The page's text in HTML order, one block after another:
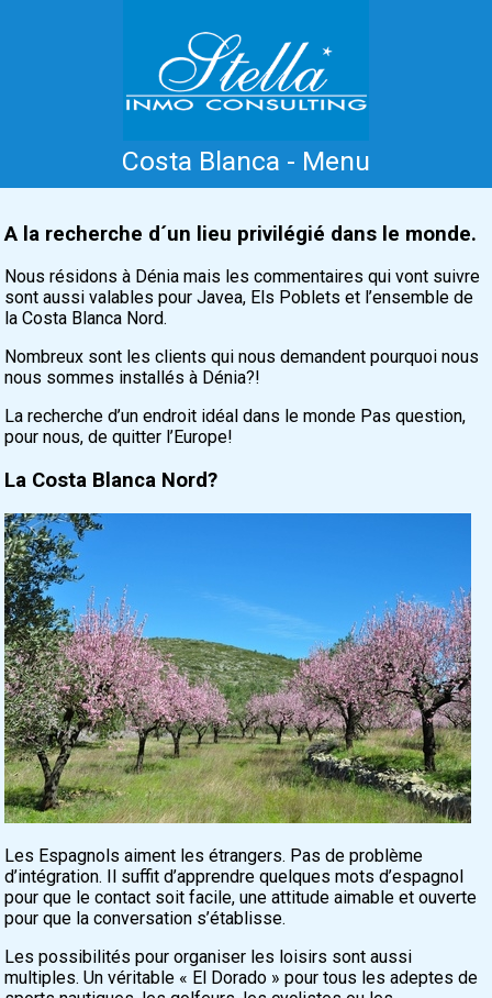
Costa Blanca - Menu
Nouvelle Construction
Références Contact
A la recherche d´un lieu privilégié dans le monde.
Nous résidons à Dénia mais les commentaires qui vont suivre
sont aussi valables pour Javea, Els Poblets et l’ensemble de
la Costa Blanca Nord.
Nombreux sont les clients qui nous demandent pourquoi nous
nous sommes installés à Dénia?!
La recherche d’un endroit idéal dans le monde Pas question,
pour nous, de quitter l’Europe!
La Costa Blanca Nord?
Les Espagnols aiment les étrangers. Pas de problème
d’intégration. Il suffit d’apprendre quelques mots d’espagnol
pour que le contact soit facile, une attitude aimable et ouverte
pour que la conversation s’établisse.
Les possibilités pour organiser les loisirs sont aussi
multiples. Un véritable « El Dorado » pour tous les adeptes de